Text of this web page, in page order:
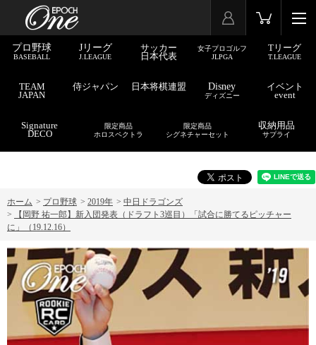
プロ野球
BASEBALL
Jリーグ
J.LEAGUE
サッカー
日本代表
女子プロゴルフ
JLPGA
Tリーグ
T.LEAGUE
TEAM
JAPAN
侍ジャパン 日本将棋連盟 Disney
ディズニー
イベント
event
Signature
DECO
限定商品
ホロスペクトラ
限定商品
シグネチャーセット
収納用品
サプライ
ホーム > プロ野球 > 2019年 > 中日ドラゴンズ
>
【岡野 祐一郎】新入団発表（ドラフト3巡目）「試合に勝てるピッチャー
に」（19.12.16）